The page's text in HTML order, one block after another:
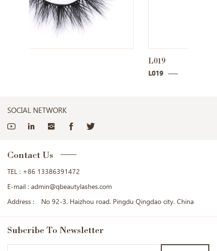
SOCIAL NETWORK
Contact Us
TEL : +86 13386391472
E-mail : admin@qbeautylashes.com
Address :
No 92-3. Haizhou road. Pingdu Qingdao city. China
Subcribe To Newsletter